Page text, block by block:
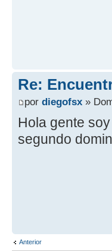
Re:
por diegofsx »
Hola gente
segundo
Anterior